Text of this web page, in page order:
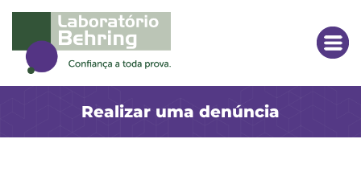
Realizar uma denúncia